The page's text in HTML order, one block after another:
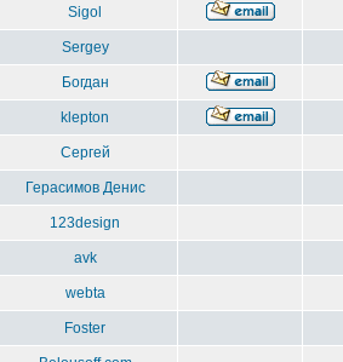
Sigol
Sergey
Богдан
klepton
Сергей
Герасимов Денис
123design
avk
webta
Foster